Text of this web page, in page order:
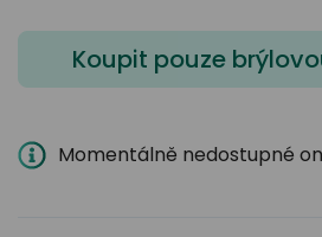
Koupit pouze
Momentálně nedostupné